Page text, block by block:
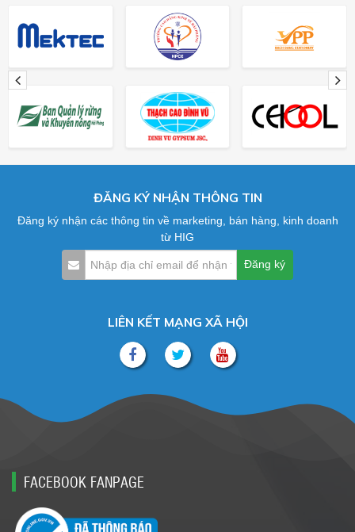
ĐĂNG KÝ NHẬN THÔNG TIN
Đăng ký nhận các thông tin về marketing, bán hàng, kinh doanh
từ HIG
LIÊN KẾT MẠNG XÃ HỘI
FACEBOOK FANPAGE